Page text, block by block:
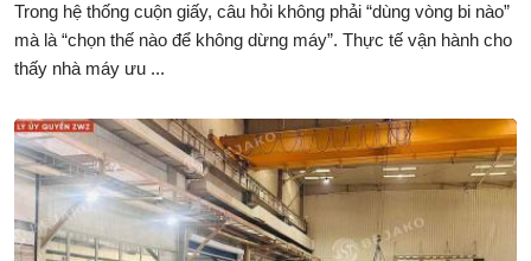
Trong hệ thống cuộn giấy, câu hỏi không phải “dùng vòng bi nào”
mà là “chọn thế nào để không dừng máy”. Thực tế vận hành cho
thấy nhà máy ưu ...